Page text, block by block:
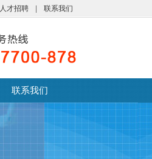
人才招聘 联系我们
联系我们